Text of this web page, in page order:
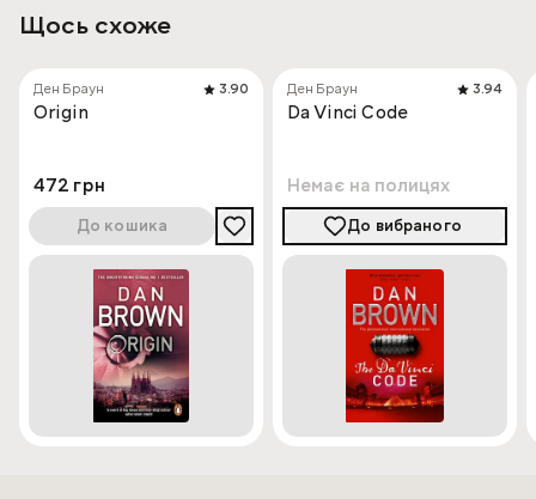
Щось схоже
Ден Браун 3.90
Origin
472 грн
До кошика
Ден Браун 3.94
Da Vinci Code
Немає на полицях
До вибраного